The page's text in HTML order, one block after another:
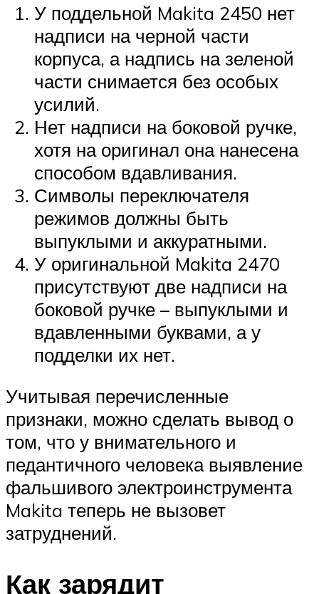
У поддельной Makita 2450 нет
надписи на черной части
корпуса, а надпись на зеленой
части снимается без особых
усилий.
Нет надписи на боковой ручке,
хотя на оригинал она нанесена
способом вдавливания.
Символы переключателя
режимов должны быть
выпуклыми и аккуратными.
У оригинальной Makita 2470
присутствуют две надписи на
боковой ручке – выпуклыми и
вдавленными буквами, а у
подделки их нет.
Учитывая перечисленные
признаки, можно сделать вывод о
том, что у внимательного и
педантичного человека выявление
фальшивого электроинструмента
Makita теперь не вызовет
затруднений.
Как зарядит